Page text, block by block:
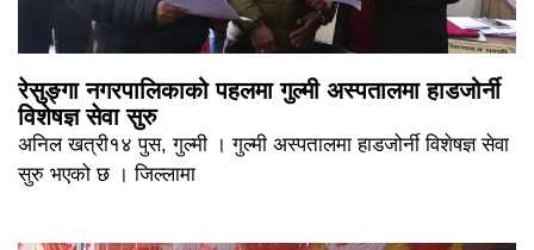
रेसुङ्गा नगरपालिकाको पहलमा गुल्मी अस्पतालमा हाडजोर्नी
विशेषज्ञ सेवा सुरु
अनिल खत्री१४ पुस, गुल्मी । गुल्मी अस्पतालमा हाडजोर्नी विशेषज्ञ सेवा
सुरु भएको छ । जिल्लामा